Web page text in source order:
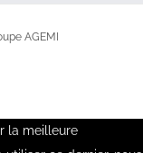
AGEMI
la meilleure